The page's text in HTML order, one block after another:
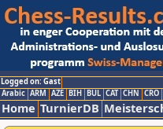
Logged on: Gast
Arabic ARM AZE BIH BUL CAT CHN CRO
Home TurnierDB